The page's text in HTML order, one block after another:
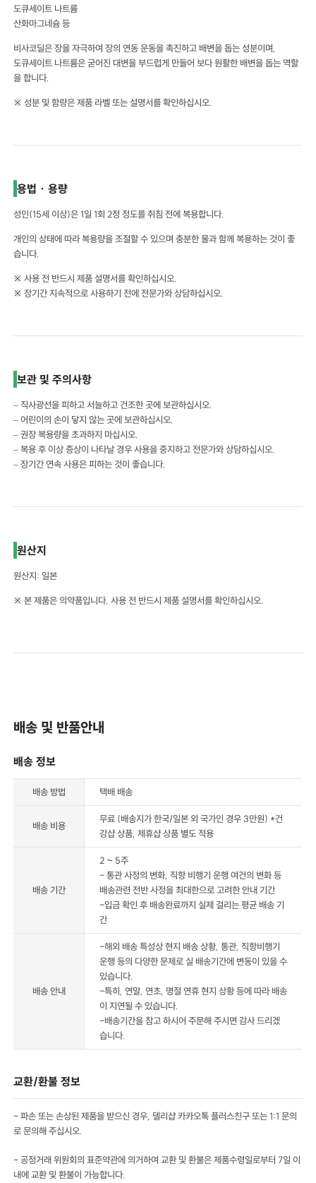
도큐세이트 나트륨
산화마그네슘 등
비사코딜은 장을 자극하여 장의 연동 운동을 촉진하고 배변을 돕는 성분이며,
도큐세이트 나트륨은 굳어진 대변을 부드럽게 만들어 보다 원활한 배변을 돕는 역할
을 합니다.
※ 성분 및 함량은 제품 라벨 또는 설명서를 확인하십시오.
용법 · 용량
성인(15세 이상)은 1일 1회 2정 정도를 취침 전에 복용합니다.
개인의 상태에 따라 복용량을 조절할 수 있으며 충분한 물과 함께 복용하는 것이 좋
습니다.
※ 사용 전 반드시 제품 설명서를 확인하십시오.
※ 장기간 지속적으로 사용하기 전에 전문가와 상담하십시오.
보관 및 주의사항
– 직사광선을 피하고 서늘하고 건조한 곳에 보관하십시오.
– 어린이의 손이 닿지 않는 곳에 보관하십시오.
– 권장 복용량을 초과하지 마십시오.
– 복용 후 이상 증상이 나타날 경우 사용을 중지하고 전문가와 상담하십시오.
– 장기간 연속 사용은 피하는 것이 좋습니다.
원산지
원산지: 일본
※ 본 제품은 의약품입니다. 사용 전 반드시 제품 설명서를 확인하십시오.
배송 및 반품안내
배송 정보
배송 방법 택배 배송
배송 비용
무료 (배송지가 한국/일본 외 국가인 경우 3만원) *건
강샵 상품, 제휴샵 상품 별도 적용
배송 기간
2 ~ 5주
- 통관 사정의 변화, 직항 비행기 운행 여건의 변화 등
배송관련 전반 사정을 최대한으로 고려한 안내 기간
-입금 확인 후 배송완료까지 실제 걸리는 평균 배송 기
간
배송 안내
-해외 배송 특성상 현지 배송 상황, 통관, 직항비행기
운행 등의 다양한 문제로 실 배송기간에 변동이 있을 수
있습니다.
-특히, 연말, 연초, 명절 연휴 현지 상황 등에 따라 배송
이 지연될 수 있습니다.
-배송기간을 참고 하시어 주문해 주시면 감사 드리겠
습니다.
교환/환불 정보
- 파손 또는 손상된 제품을 받으신 경우, 델리샵 카카오톡 플러스친구 또는 1:1 문의
로 문의해 주십시오.
- 공정거래 위원회의 표준약관에 의거하여 교환 및 환불은 제품수령일로부터 7일 이
내에 교환 및 환불이 가능합니다.